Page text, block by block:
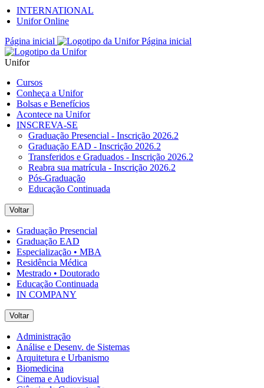
INTERNATIONAL
Unifor Online
Página inicial
Página inicial
Unifor
Cursos
Conheça a Unifor
Bolsas e Benefícios
Acontece na Unifor
INSCREVA-SE
Graduação Presencial - Inscrição 2026.2
Graduação EAD - Inscrição 2026.2
Transferidos e Graduados - Inscrição 2026.2
Reabra sua matrícula - Inscrição 2026.2
Pós-Graduação
Educação Continuada
Voltar
Graduação Presencial
Graduação EAD
Especialização • MBA
Residência Médica
Mestrado • Doutorado
Educação Continuada
IN COMPANY
Voltar
Administração
Análise e Desenv. de Sistemas
Arquitetura e Urbanismo
Biomedicina
Cinema e Audiovisual